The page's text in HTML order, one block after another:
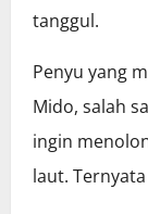
tanggul.
Penyu yang
Mido, salah
ingin
laut.